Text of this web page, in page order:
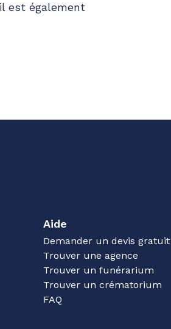
est également
Aide
Demander un devis gratuit
Trouver une agence
Trouver un funérarium
Trouver un crématorium
FAQ